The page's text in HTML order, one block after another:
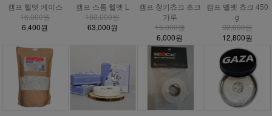
캠프 헬멧 케이스
16,000원
6,400원
캠프 스톰 헬멧 L
180,000원
63,000원
캠프 청키쵸크 초크
가루
15,000원
6,000원
캠프 벨벳 쵸크 450
g
32,000원
12,800원